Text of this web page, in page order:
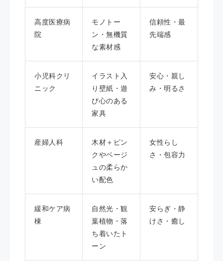
高度医療病
院
モノトー
ン・無機質
な素材感
信頼性・最
先端感
小児科クリ
ニック
イラスト入
り壁紙・遊
び心のある
家具
安心・親し
み・明るさ
産婦人科
木材＋ピン
クやベージ
ュの柔らか
い配色
女性らし
さ・包容力
緩和ケア病
棟
自然光・観
葉植物・落
ち着いたト
ーン
安らぎ・静
けさ・癒し